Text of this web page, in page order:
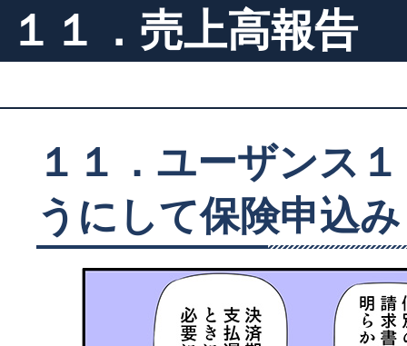
１１．売上高報告
１１．ユーザンス
うにして保険申込